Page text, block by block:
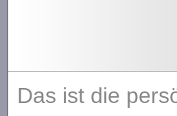
Das ist die